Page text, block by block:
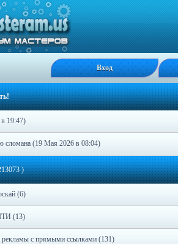
Вход
19:47)
сломана (19 Мая 2026 в 08:04)
)
(6)
(13)
с прямыми ссылками (131)